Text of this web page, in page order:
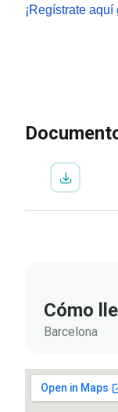
¡Regístrate aquí
Cómo
Barcelona